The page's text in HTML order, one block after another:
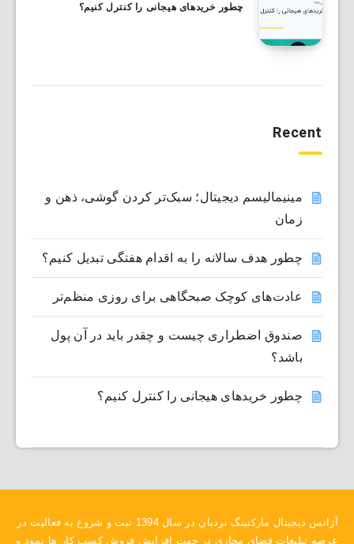
چطور خریدهای هیجانی را کنترل کنیم؟
Recent
مینیمالیسم دیجیتال؛ سبک‌تر کردن گوشی، ذهن و
زمان
چطور هدف سالانه را به اقدام هفتگی تبدیل کنیم؟
عادت‌های کوچک صبحگاهی برای روزی منظم‌تر
صندوق اضطراری چیست و چقدر باید در آن پول
باشد؟
چطور خریدهای هیجانی را کنترل کنیم؟
آژانس دیجیتال مارکتینگ نردبان در سال 1394 ثبت و شروع به فعالیت در
عرصه تبلیغات فضای مجازی در جهت افزایش فروش کسب کار ها نمود و